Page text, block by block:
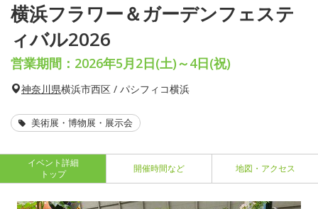
横浜フラワー＆ガーデンフェステ
ィバル2026
営業期間：2026年5月2日(土)～4日(祝)
神奈川県横浜市西区 / パシフィコ横浜
美術展・博物展・展示会
イベント詳細
トップ
開催時間など 地図・アクセス